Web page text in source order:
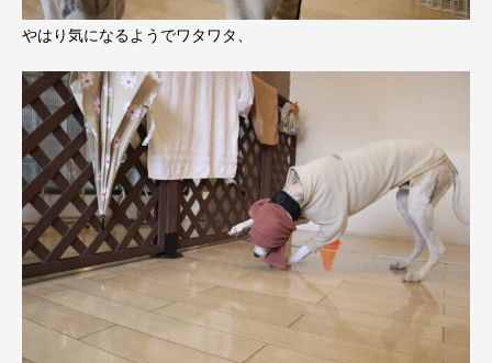
やはり気になるようでワタワタ、